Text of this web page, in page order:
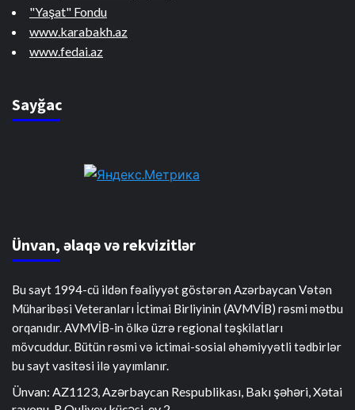
"Yaşat" Fondu
www.karabakh.az
www.fedai.az
Sayğac
Ünvan, əlaqə və rekvizitlər
Bu sayt 1994-cü ildən fəaliyyət göstərən Azərbaycan Vətən
Müharibəsi Veteranları İctimai Birliyinin (AVMVİB) rəsmi mətbu
orqanıdır. AVMVİB-in ölkə üzrə regional təşkilatları
mövcuddur. Bütün rəsmi və ictimai-sosial əhəmiyyətli tədbirlər
bu sayt vasitəsi ilə yayımlanır.
Ünvan: AZ1123, Azərbaycan Respublikası, Bakı şəhəri, Xətai